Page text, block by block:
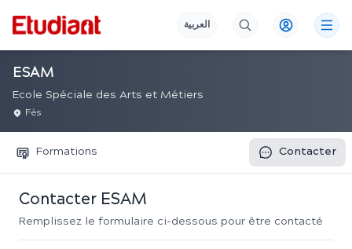
العربية
ESAM
Ecole Spéciale des Arts et Métiers
Fès
Formations Contacter
Contacter ESAM
Remplissez le formulaire ci-dessous pour être contacté